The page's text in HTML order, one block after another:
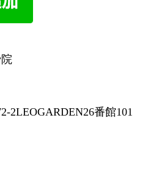
2LEOGARDEN26番館101